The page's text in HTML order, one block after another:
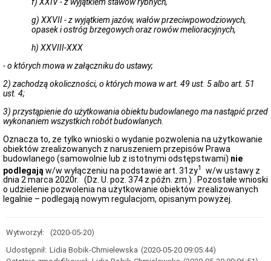
zarządców
obiektów
budowlanych
związku
potencjalnym
zagrożeniem
związanycm
z
zalegającym
na
dachach
śniegiem
oraz
potencjalnym
zagrożeniem
zatruciem
tlenkiem
węgla
Emisyjności
Budynków
-
informator
g) XXVII - z wyjątkiem jazów, wałów przeciwpowodziowych,
opasek i ostróg brzegowych oraz rowów melioracyjnych,
h) XXVIII-XXX
- o których mowa w załączniku do ustawy;
2) zachodzą okoliczności, o których mowa w art. 49 ust. 5 albo art. 51
ust. 4;
3) przystąpienie do użytkowania obiektu budowlanego ma nastąpić przed
wykonaniem wszystkich robót budowlanych.
Oznacza to, ze tylko wnioski o wydanie pozwolenia na użytkowanie
obiektów zrealizowanych z naruszeniem przepisów Prawa
budowlanego (samowolnie lub z istotnymi odstępstwami) nie
podlegają w/w wyłączeniu na podstawie art. 31zy1
w/w ustawy z
dnia 2 marca 2020r. (Dz. U. poz. 374 z późn. zm.) . Pozostałe wnioski
o udzielenie pozwolenia na użytkowanie obiektów zrealizowanych
legalnie – podlegają nowym regulacjom, opisanym powyżej.
Wytworzył:
(2020-05-20)
Udostępnił: Lidia Bobik-Chmielewska (2020-05-20 09:05:44)